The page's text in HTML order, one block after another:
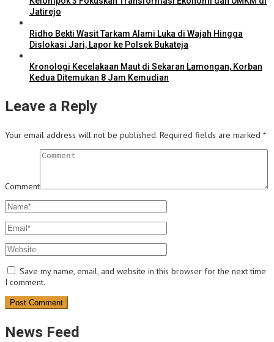
Jatirejo
Ridho Bekti Wasit Tarkam Alami Luka di Wajah Hingga
Dislokasi Jari, Lapor ke Polsek Bukateja
Kronologi Kecelakaan Maut di Sekaran Lamongan, Korban
Kedua Ditemukan 8 Jam Kemudian
Leave a Reply
Your email address will not be published. Required fields are marked *
Comment
Save my name, email, and website in this browser for the next time
I comment.
News Feed